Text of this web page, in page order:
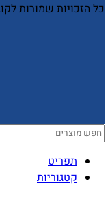
כל הזכויות שמורות
תפריט
קטגוריות